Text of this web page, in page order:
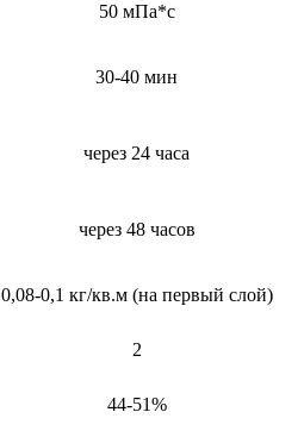
50 мПа*с
30-40 мин
через 24 часа
через 48 часов
0,08-0,1 кг/кв.м (на первый слой)
2
44-51%